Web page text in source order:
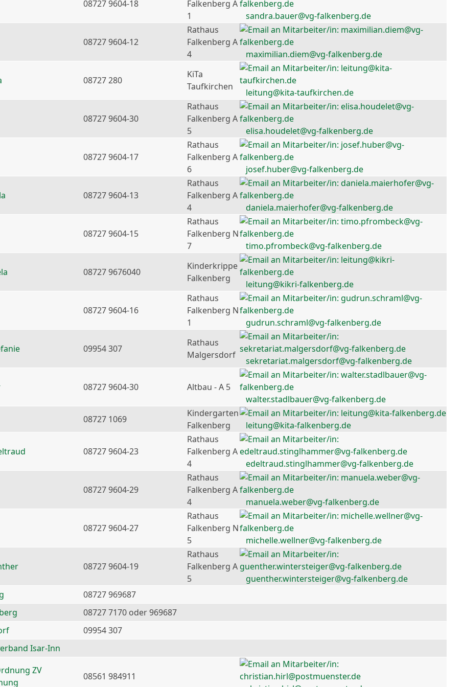
08727 9604-18
Falkenberg A
1
sandra.bauer@vg-falkenberg.de
08727 9604-12
Rathaus
Falkenberg A
4
maximilian.diem@vg-falkenberg.de
08727 280
KiTa
Taufkirchen
leitung@kita-taufkirchen.de
08727 9604-30
Rathaus
Falkenberg A
5
elisa.houdelet@vg-falkenberg.de
08727 9604-17
Rathaus
Falkenberg A
6
josef.huber@vg-falkenberg.de
08727 9604-13
Rathaus
Falkenberg A
4
daniela.maierhofer@vg-falkenberg.de
08727 9604-15
Rathaus
Falkenberg N
7
timo.pfrombeck@vg-falkenberg.de
08727 9676040
Kinderkrippe
Falkenberg
leitung@kikri-falkenberg.de
08727 9604-16
Rathaus
Falkenberg N
1
gudrun.schraml@vg-falkenberg.de
09954 307
Rathaus
Malgersdorf
sekretariat.malgersdorf@vg-falkenberg.de
08727 9604-30
Altbau - A 5
walter.stadlbauer@vg-falkenberg.de
08727 1069
Kindergarten
Falkenberg
leitung@kita-falkenberg.de
08727 9604-23
Rathaus
Falkenberg A
4
edeltraud.stinglhammer@vg-falkenberg.de
08727 9604-29
Rathaus
Falkenberg A
4
manuela.weber@vg-falkenberg.de
08727 9604-27
Rathaus
Falkenberg N
5
michelle.wellner@vg-falkenberg.de
08727 9604-19
Rathaus
Falkenberg A
5
guenther.wintersteiger@vg-falkenberg.de
08727 969687
08727 7170 oder 969687
09954 307
Isar-Inn
ZV
08561 984911